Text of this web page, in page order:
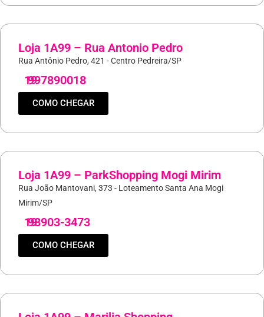
Loja 1A99 – Rua Antonio Pedro
Rua Antônio Pedro, 421 - Centro Pedreira/SP
19
997890018
COMO CHEGAR
Loja 1A99 – ParkShopping Mogi Mirim
Rua João Mantovani, 373 - Loteamento Santa Ana Mogi
Mirim/SP
19
98903-3473
COMO CHEGAR